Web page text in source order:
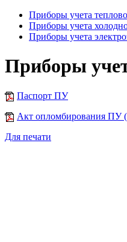
Приборы учета
Приборы учета
Приборы учета
Приборы
Паспорт ПУ
Акт опломбирования ПУ
Для печати